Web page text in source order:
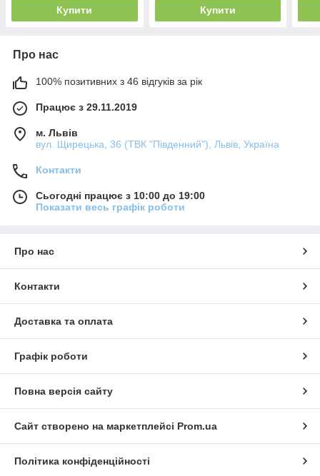
Купити Купити
Про нас
100% позитивних з 46 відгуків за рік
Працює з 29.11.2019
м. Львів
вул. Щирецька, 36 (ТВК "Південний"), Львів, Україна
Контакти
Сьогодні працює з 10:00 до 19:00
Показати весь графік роботи
Про нас
Контакти
Доставка та оплата
Графік роботи
Повна версія сайту
Сайт створено на маркетплейсі Prom.ua
Політика конфіденційності